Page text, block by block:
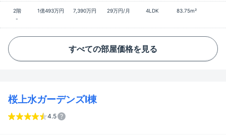
2階 1億493万円 7,390万円 29万円/月 4LDK
83.75m²
-
すべての部屋価格を見る
桜上水ガーデンズI棟
4.5